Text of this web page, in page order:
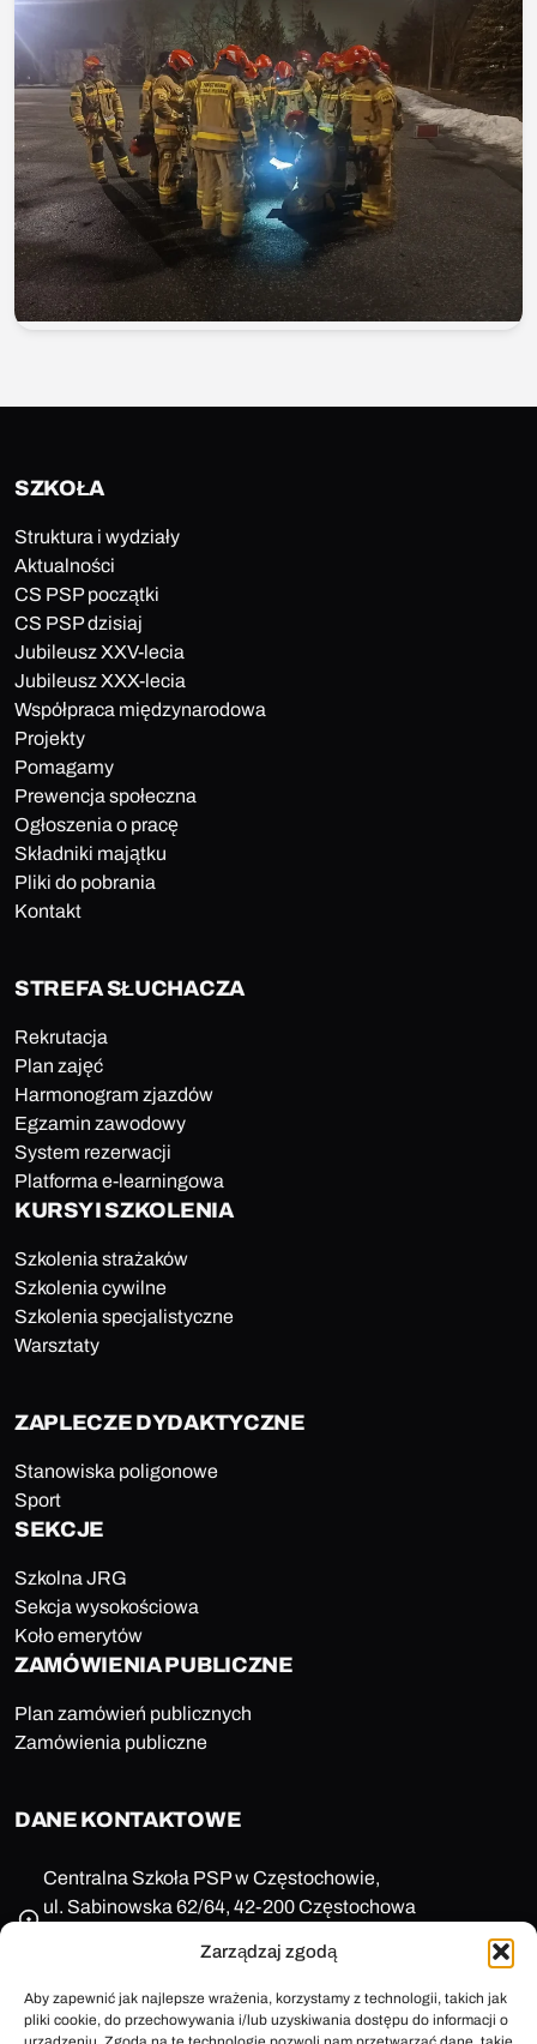
Zarządzaj zgodą
Aby zapewnić jak najlepsze wrażenia, korzystamy z technologii, takich jak
pliki cookie, do przechowywania i/lub uzyskiwania dostępu do informacji o
SZKOŁA
Struktura i wydziały
Aktualności
CS PSP początki
CS PSP dzisiaj
Jubileusz XXV-lecia
Jubileusz XXX-lecia
Współpraca międzynarodowa
Projekty
Pomagamy
Prewencja społeczna
Ogłoszenia o pracę
Składniki majątku
Pliki do pobrania
Kontakt
STREFA SŁUCHACZA
Rekrutacja
Plan zajęć
Harmonogram zjazdów
Egzamin zawodowy
System rezerwacji
Platforma e-learningowa
KURSY I SZKOLENIA
Szkolenia strażaków
Szkolenia cywilne
Szkolenia specjalistyczne
Warsztaty
ZAPLECZE DYDAKTYCZNE
Stanowiska poligonowe
Sport
SEKCJE
Szkolna JRG
Sekcja wysokościowa
Koło emerytów
ZAMÓWIENIA PUBLICZNE
Plan zamówień publicznych
Zamówienia publiczne
DANE KONTAKTOWE
Centralna Szkoła PSP w Częstochowie,
ul. Sabinowska 62/64, 42-200 Częstochowa
REGON: 150123657
+48 47 85 86 100
sekretariat@cspsp.pl